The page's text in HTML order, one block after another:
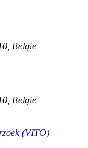
België
België
(VITO)